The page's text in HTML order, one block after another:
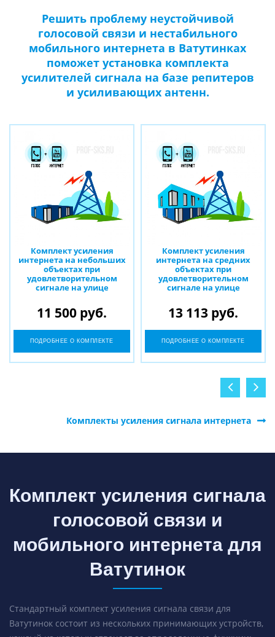
Решить проблему неустойчивой
голосовой связи и нестабильного
мобильного интернета в Ватутинках
поможет установка комплекта
усилителей сигнала на базе репитеров
и усиливающих антенн.
Комплект усиления
интернета на небольших
объектах при
удовлетворительном
сигнале на улице
11 500 руб.
ПОДРОБНЕЕ О КОМПЛЕКТЕ
Комплект усиления
интернета на средних
объектах при
удовлетворительном
сигнале на улице
13 113 руб.
ПОДРОБНЕЕ О КОМПЛЕКТЕ
Комплекты усиления сигнала интернета
Комплект усиления сигнала
голосовой связи и
мобильного интернета для
Ватутинок
Стандартный комплект усиления сигнала связи для
Ватутинок состоит из нескольких принимающих устройств,